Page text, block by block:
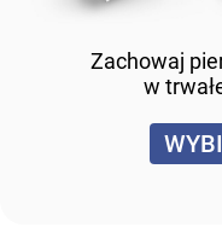
Zachowaj
w